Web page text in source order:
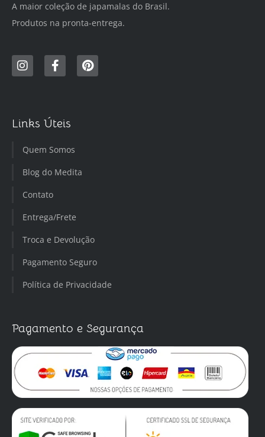
A maior coleção de japamalas do Brasil.
Produtos na pronta-entrega.
Links Úteis
Quem Somos
Blog do Medita
Contato
Entrega/Frete
Troca e Devolução
Pagamento Seguro
Política de Privacidade
Pagamento e Segurança